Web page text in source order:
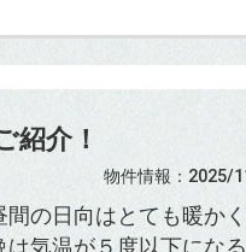
紹介！
物件情報 ：2025/
の日向はとても暖か
気温が５度以下にな